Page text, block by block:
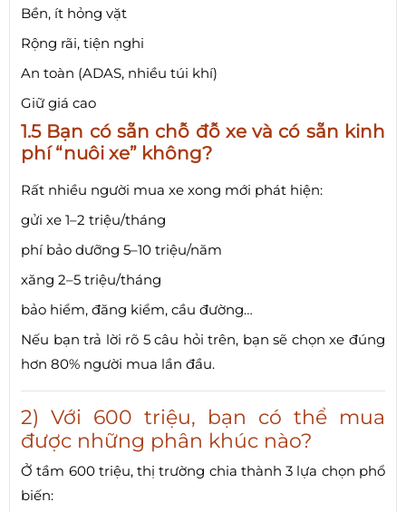
Bền, ít hỏng vặt
Rộng rãi, tiện nghi
An toàn (ADAS, nhiều túi khí)
Giữ giá cao
1.5 Bạn có sẵn chỗ đỗ xe và có sẵn kinh
phí “nuôi xe” không?
Rất nhiều người mua xe xong mới phát hiện:
gửi xe 1–2 triệu/tháng
phí bảo dưỡng 5–10 triệu/năm
xăng 2–5 triệu/tháng
bảo hiểm, đăng kiểm, cầu đường…
Nếu bạn trả lời rõ 5 câu hỏi trên, bạn sẽ chọn xe đúng
hơn 80% người mua lần đầu.
2) Với 600 triệu, bạn có thể mua
được những phân khúc nào?
Ở tầm 600 triệu, thị trường chia thành 3 lựa chọn phổ
biến: